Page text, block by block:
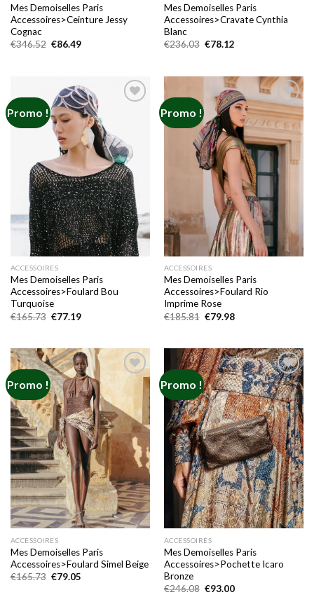
Mes Demoiselles Paris
Accessoires>Ceinture Jessy
Cognac
€346.52 Le
€86.49Le
Mes Demoiselles Paris
Accessoires>Cravate Cynthia
Blanc
€236.03 Le
€236.03.
€78.12Le
€78.12.
Promo !
ACCESSOIRES
Mes Demoiselles Paris
Accessoires>Foulard Bou
Turquoise
€165.73 Le
€165.73.
€77.19Le
€77.19.
Promo !
Add to
wishlist
ACCESSOIRES
Mes Demoiselles Paris
Accessoires>Foulard Rio
Imprime Rose
€185.81 Le
€185.81.
€79.98Le
€79.98.
Promo !
Add to
ACCESSOIRES
Mes Demoiselles Paris
Accessoires>Foulard Simel Beige
€165.73 Le
€79.05Le
Promo !
Add to
wishlist
ACCESSOIRES
Mes Demoiselles Paris
Accessoires>Pochette Icaro
Bronze
€246.08 Le
€93.00Le